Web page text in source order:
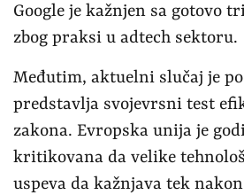
Google je kažnjen sa gotovo
zbog praksi u adtech sektoru.
Međutim, aktuelni slučaj je
predstavlja svojevrsni test
zakona. Evropska unija je
kritikovana da velike
uspeva da kažnjava tek